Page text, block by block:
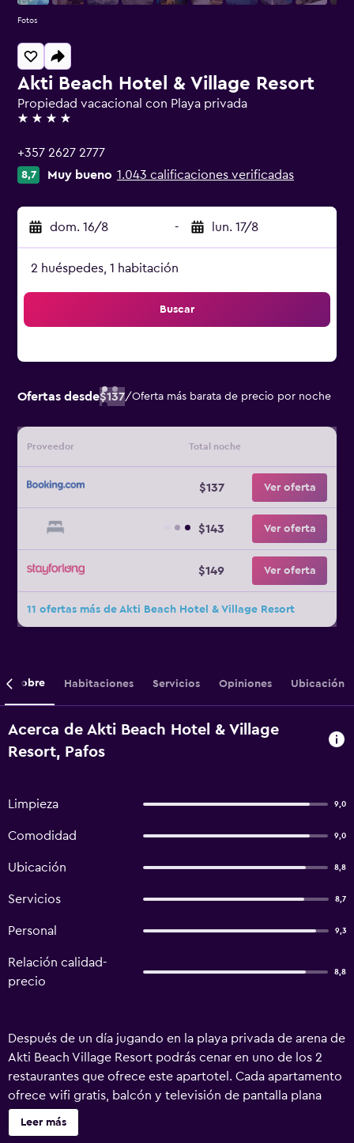
Akti Beach Hotel & Village Resort
Propiedad vacacional con Playa privada
4 estrellas
+357 2627 2777
8,7 Muy bueno 1.043 calificaciones verificadas
dom. 16/8 - lun. 17/8
2 huéspedes, 1 habitación
Buscar
Ofertas desde$137/Oferta más barata de precio por noche
Proveedor Total noche
$137 Ver oferta
$143 Ver oferta
$149 Ver oferta
11 ofertas más de Akti Beach Hotel & Village Resort
Fotos
Sobre Habitaciones Servicios Opiniones Ubicación
Acerca de Akti Beach Hotel & Village
Resort, Pafos
Limpieza 9,0
Comodidad 9,0
Ubicación 8,8
Servicios 8,7
Personal 9,3
Relación calidad-
precio
8,8
Después de un día jugando en la playa privada de arena de
Akti Beach Village Resort podrás cenar en uno de los 2
restaurantes que ofrece este apartotel. Cada apartamento
ofrece wifi gratis, balcón y televisión de pantalla plana
con canales por satélite. También podrás disfrutar de
cafetera y tetera, secadores de pelo y cajas fuertes. Akti
Leer más